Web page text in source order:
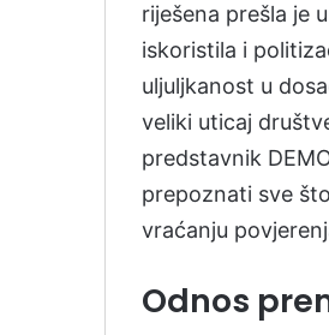
riješena prešla je
iskoristila i
uljuljkanost u
veliki uticaj
predstavnik
prepoznati sve
vraćanju
Odnos